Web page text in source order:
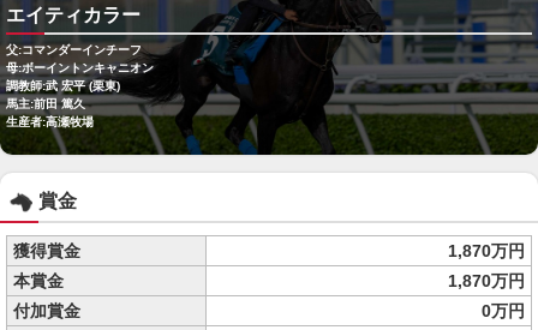
エイティカラー
父:コマンダーインチーフ
母:ボーイントンキャニオン
調教師:武 宏平 (栗東)
馬主:前田 篤久
生産者:高瀬牧場
賞金
獲得賞金
1,870万円
本賞金
1,870万円
付加賞金
0万円